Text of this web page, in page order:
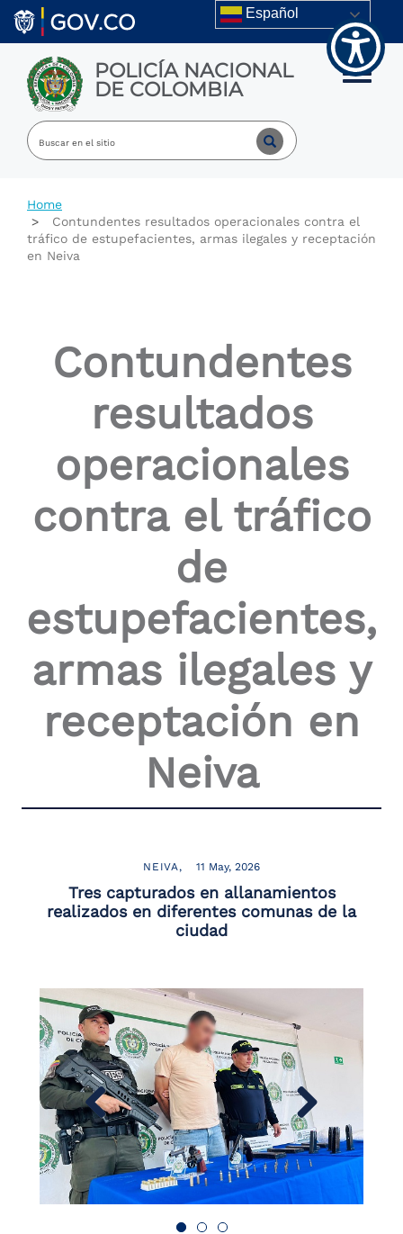
Welcome
All
Accessibility
screen
reader.
Accessibility
screen
navigate
content.
Skip to main content Español
POLICÍA NACIONAL
DE COLOMBIA Toggle
Home
Contundentes resultados operacionales contra el
tráfico de estupefacientes, armas ilegales y receptación
en Neiva
Contundentes
resultados
operacionales
contra el tráfico
de
estupefacientes,
armas ilegales y
receptación en
Neiva
NEIVA 11 May, 2026
Tres capturados en allanamientos
realizados en diferentes comunas de la
ciudad